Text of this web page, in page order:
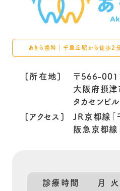
あきら歯科｜千里丘駅から徒歩
[所在地]
〒566-
大阪府摂
タカセンビ
[アクセス]
JR京都線
阪急京都線
診療時間 月 火